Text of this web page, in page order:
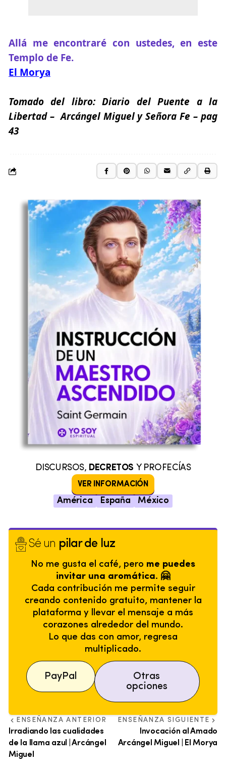
Allá me encontraré con ustedes, en este
Templo de Fe.
El Morya
Tomado del libro:Diario del Puente a la
Libertad– Arcángel Miguel y Señora Fe – pag
43
DISCURSOS, DECRETOS Y PROFECÍAS
VER INFORMACIÓN
América España México
Sé un pilar de luz
No me gusta el café, pero me puedes
invitar una aromática. 🤗
Cada contribución me permite seguir
creando contenido gratuito, mantener la
plataforma y llevar el mensaje a más
corazones alrededor del mundo.
Lo que das con amor, regresa
multiplicado.
PayPal
Otras
opciones
ENSEÑANZA ANTERIOR
Irradiando las cualidades
de la llama azul | Arcángel
Miguel
ENSEÑANZA SIGUIENTE
Invocación al Amado
Arcángel Miguel | El Morya